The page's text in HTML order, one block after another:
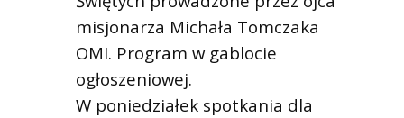
misjonarza Michała Tomczaka
OMI. Program w gablocie
ogłoszeniowej.
W poniedziałek spotkania dla